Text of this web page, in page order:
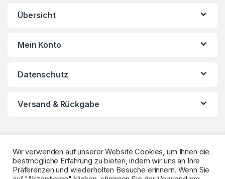
Übersicht
Mein Konto
Datenschutz
Versand & Rückgabe
Wir verwenden auf unserer Website Cookies, um Ihnen die
bestmögliche Erfahrung zu bieten, indem wir uns an Ihre
Präferenzen und wiederholten Besuche erinnern. Wenn Sie